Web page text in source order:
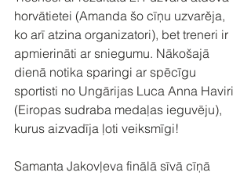
horvātietei (Amanda šo cīņu uzvarěja,
ko arī atzina organizatori), bet treneri ir
apmierināti ar sniegumu. Nākošajā
dienā notika sparingi ar spēcīgu
sportisti no Ungārijas Luca Anna Haviri
(Eiropas sudraba medaļas ieguvēju),
kurus aizvadīja ļoti veiksmīgi!
Samanta Jakovļeva finālā sīvā cīņā